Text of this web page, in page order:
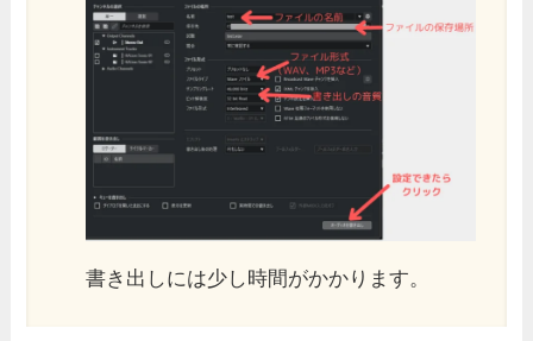
書き出しには少し時間がかかります。